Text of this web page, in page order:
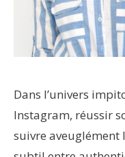
Dans l’univers
Instagram, réussir
suivre aveuglément